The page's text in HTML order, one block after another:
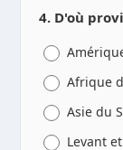
4. D'où
Afrique
Asie du
Levant